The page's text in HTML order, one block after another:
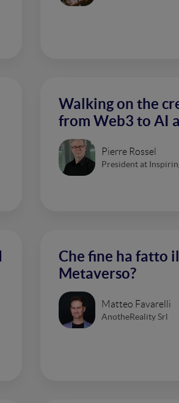
Walking on the
from Web3 to AI
Pierre Rossel
President at
Che fine ha fatto il
Metaverso?
Matteo Favarelli
AnotheReality Srl